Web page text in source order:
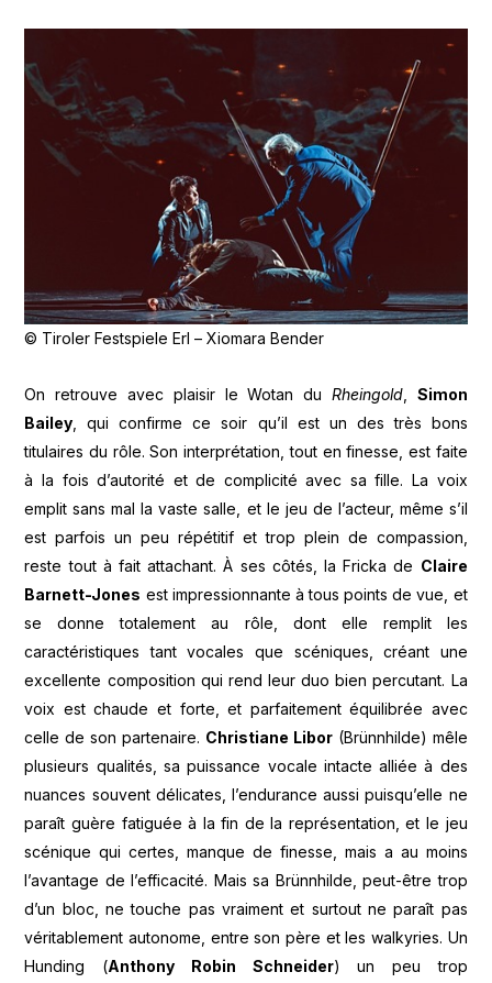
© Tiroler Festspiele Erl – Xiomara Bender
On retrouve avec plaisir le Wotan du Rheingold, Simon
Bailey , qui confirme ce soir qu’il est un des très bons
titulaires du rôle. Son interprétation, tout en finesse, est faite
à la fois d’autorité et de complicité avec sa fille. La voix
emplit sans mal la vaste salle, et le jeu de l’acteur, même s’il
est parfois un peu répétitif et trop plein de compassion,
reste tout à fait attachant. À ses côtés, la Fricka de Claire
Barnett-Jones est impressionnante à tous points de vue, et
se donne totalement au rôle, dont elle remplit les
caractéristiques tant vocales que scéniques, créant une
excellente composition qui rend leur duo bien percutant. La
voix est chaude et forte, et parfaitement équilibrée avec
celle de son partenaire. Christiane Libor(Brünnhilde) mêle
plusieurs qualités, sa puissance vocale intacte alliée à des
nuances souvent délicates, l’endurance aussi puisqu’elle ne
paraît guère fatiguée à la fin de la représentation, et le jeu
scénique qui certes, manque de finesse, mais a au moins
l’avantage de l’efficacité. Mais sa Brünnhilde, peut-être trop
d’un bloc, ne touche pas vraiment et surtout ne paraît pas
véritablement autonome, entre son père et les walkyries. Un
Hunding (Anthony Robin Schneider) un peu trop